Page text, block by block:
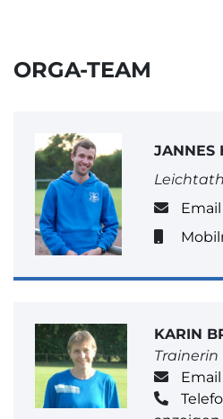
ORGA-TEAM
JANNES
KARIN
Trainerin